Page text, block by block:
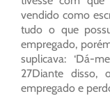
vendido como
tudo o que
empregado,
suplicava: ‘Dá-
27Diante disso,
empregado e